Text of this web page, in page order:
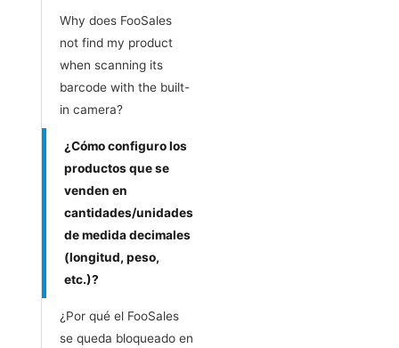
Why does FooSales
not find my product
when scanning its
barcode with the built-
in camera?
¿Cómo configuro los
productos que se
venden en
cantidades/unidades
de medida decimales
(longitud, peso,
etc.)?
¿Por qué el FooSales
se queda bloqueado en